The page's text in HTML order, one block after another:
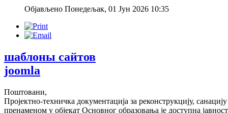
Објављено Понедељак, 01 Јун 2026 10:35
шаблоны сайтов
joomla
Поштовани,
Пројектно-техничка документација за реконструкцију,
пренаменом у објекат Основног образовања је доступна